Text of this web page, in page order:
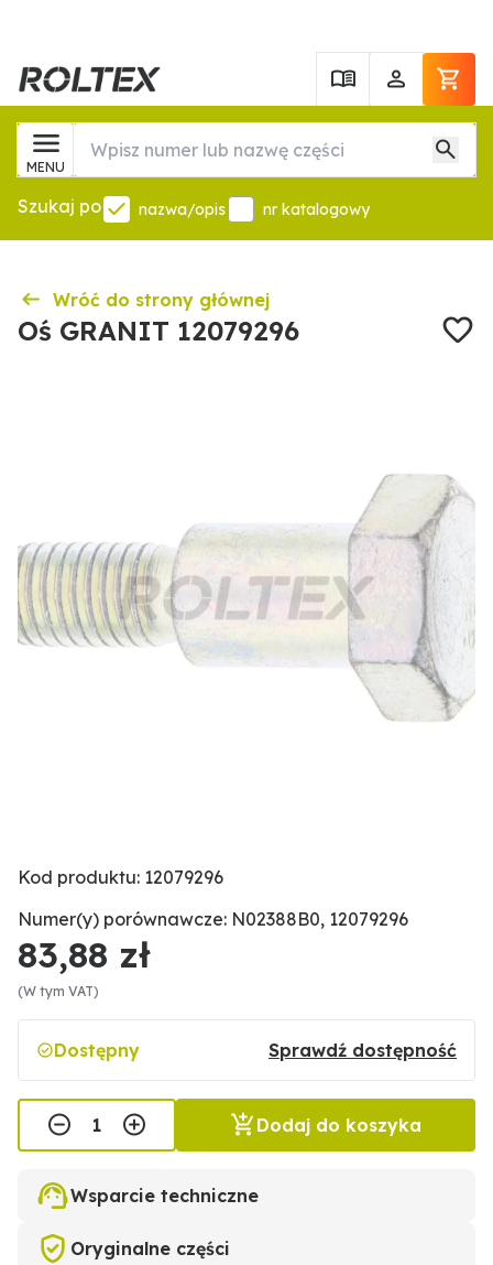
MENU
Szukaj po nazwa/opis nr katalogowy
Wróć do strony głównej
Oś GRANIT 12079296
Kod produktu: 12079296
Numer(y) porównawcze: N02388B0, 12079296
83,88 zł
(W tym VAT)
Dostępny Sprawdź dostępność
Dodaj do koszyka
Wsparcie techniczne
Oryginalne części